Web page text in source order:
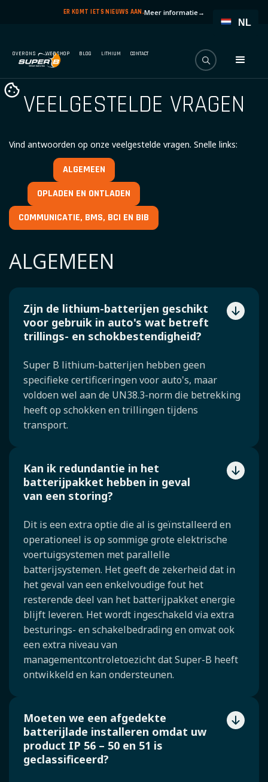
ER KOMT IETS NIEUWS AAN.Meer informatie→
OVER ONS WEBSHOP BLOG LITHIUM CONTACT
VEELGESTELDE VRAGEN
Vind antwoorden op onze veelgestelde vragen. Snelle links:
ALGEMEEN
OPLADEN EN ONTLADEN
COMMUNICATIE, BMS, BCI EN BIB
ALGEMEEN
Zijn de lithium-batterijen geschikt
voor gebruik in auto's wat betreft
trillings- en schokbestendigheid?
Super B lithium-batterijen hebben geen
specifieke certificeringen voor auto's, maar
voldoen wel aan de UN38.3-norm die betrekking
heeft op schokken en trillingen tijdens
transport.
Kan ik redundantie in het
batterijpakket hebben in geval
van een storing?
Dit is een extra optie die al is geïnstalleerd en
operationeel is op sommige grote elektrische
voertuigsystemen met parallelle
batterijsystemen. Het geeft de zekerheid dat in
het geval van een enkelvoudige fout het
resterende deel van het batterijpakket energie
blijft leveren. Het wordt ingeschakeld via extra
besturings- en schakelbedrading en omvat ook
een extra niveau van
managementcontroletoezicht dat Super-B heeft
ontwikkeld en kan ondersteunen.
Moeten we een afgedekte
batterijlade installeren omdat uw
product IP 56 – 50 en 51 is
geclassificeerd?
NL